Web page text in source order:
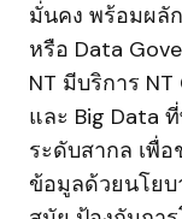
มั่นคง พร้อมผลั
หรือ Data
NT มีบริการ
และ Big Data
ระดับสากล เพื่
ข้อมูลด้วยนโย